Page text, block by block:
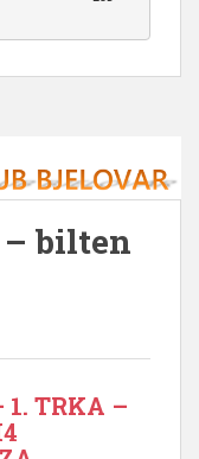
– bilten
1. TRKA –